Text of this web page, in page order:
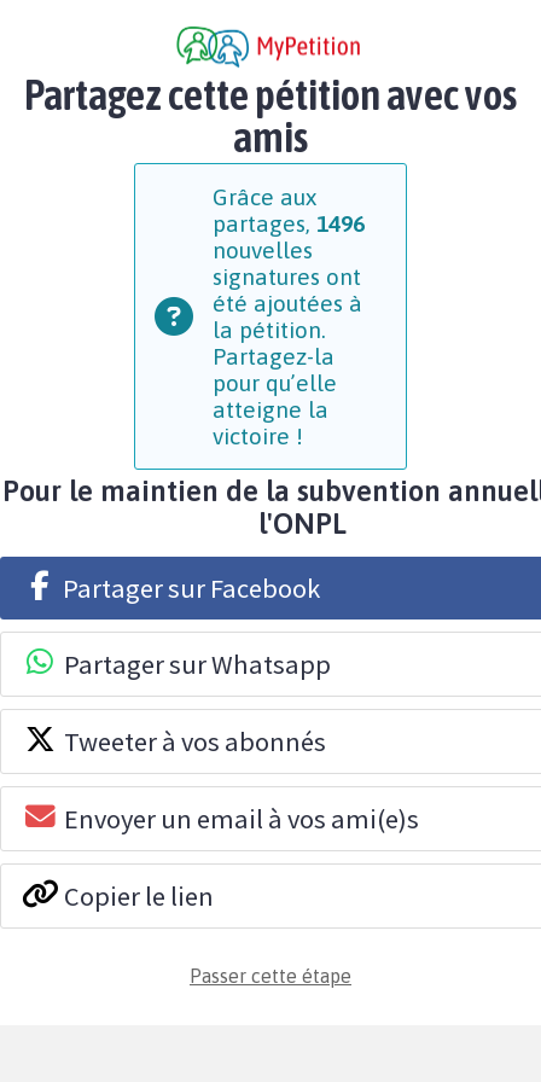
Partagez cette pétition avec vos
amis
Grâce aux
partages, 1496
nouvelles
signatures ont
été ajoutées à
la pétition.
Partagez-la
pour qu’elle
atteigne la
victoire !
Pour le maintien de la subvention
l'ONPL
Partager sur Facebook
Partager sur Whatsapp
Tweeter à vos abonnés
Envoyer un email à vos ami(e)s
Copier le lien
Passer cette étape